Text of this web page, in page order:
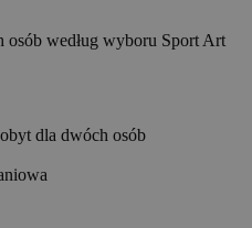
osób według wyboru Sport Art
dla dwóch osób